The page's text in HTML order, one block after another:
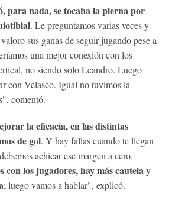
para nada, se tocaba la pierna por
. Le preguntamos varias veces y
sus ganas de seguir jugando pese a
una mejor conexión con los
no siendo solo Leandro. Luego
con Velasco. Igual no tuvimos la
comentó.
la eficacia, en las distintas
de gol. Y hay fallas cuando te llegan
achicar ese margen a cero.
con los jugadores, hay más cautela y
; luego vamos a hablar", explicó.